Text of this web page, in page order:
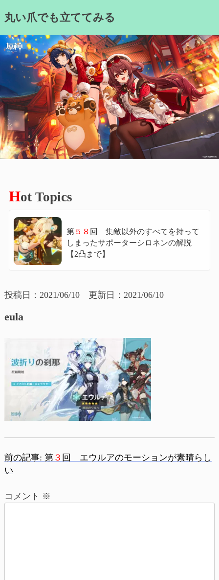
to丸い爪でも立ててみる
Hot Topics
第５８ 回 集敵以外のすべてを持って
しまったサポーターシロネンの解説
【2凸まで】
投稿日：2021/06/10 更新日：2021/06/10
eula
投
前の記事: 第３ 回 エウルアのモーションが素晴らし
い
コメント ※